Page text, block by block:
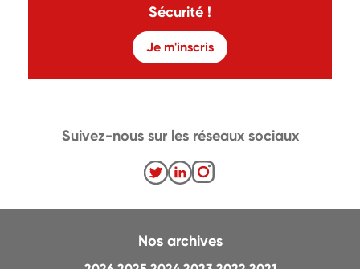
Sécurité !
Je m'inscris
Nos archives
Suivez-nous sur les réseaux sociaux